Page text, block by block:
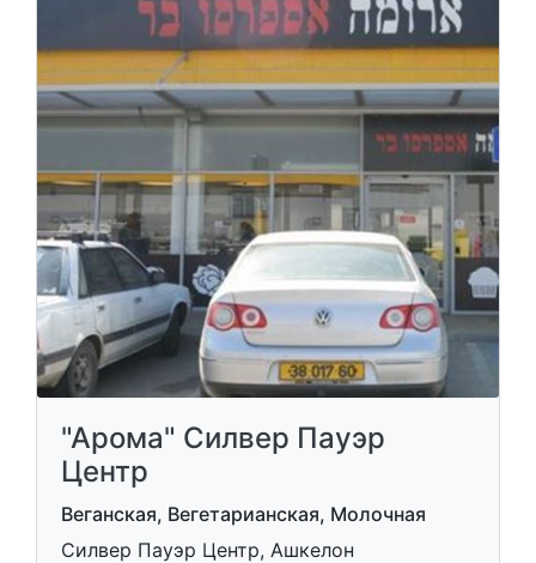
"Арома" Силвер Пауэр
Центр
Веганская, Вегетарианская, Молочная
Силвер Пауэр Центр, Ашкелон